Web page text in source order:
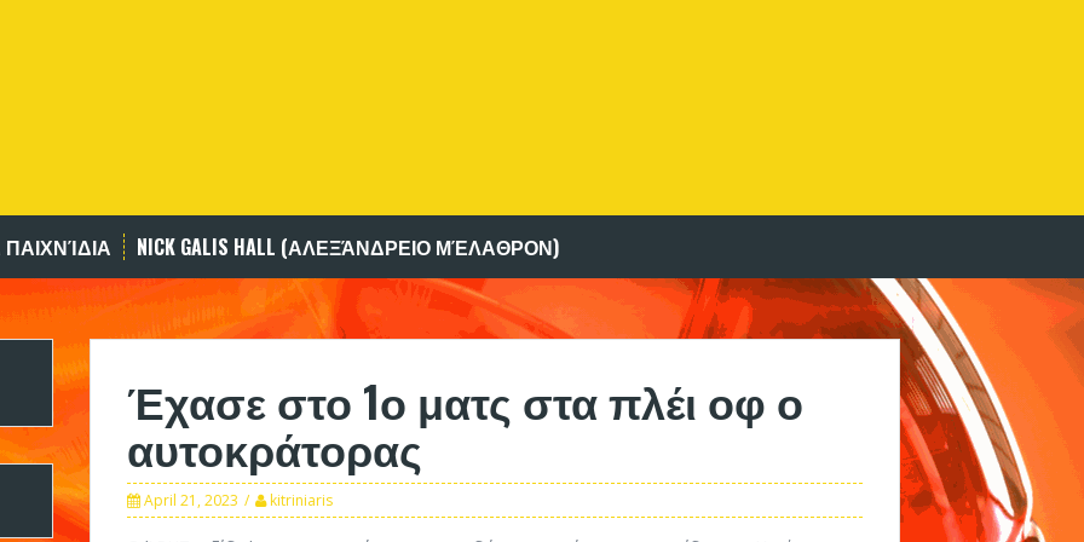
NICK GALIS HALL (ΑΛΕΞΆΝΔΡΕΙΟ ΜΈΛΑΘΡΟΝ)
Έχασε στο 1ο ματς στα πλέι οφ ο
αυτοκράτορας
April 21, 2023 kitriniaris